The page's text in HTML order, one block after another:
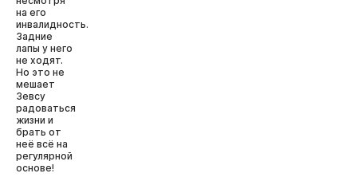
на его
инвалидность.
Задние
лапы у него
не ходят.
Но это не
мешает
Зевсу
радоваться
жизни и
брать от
неё всё на
регулярной
основе!